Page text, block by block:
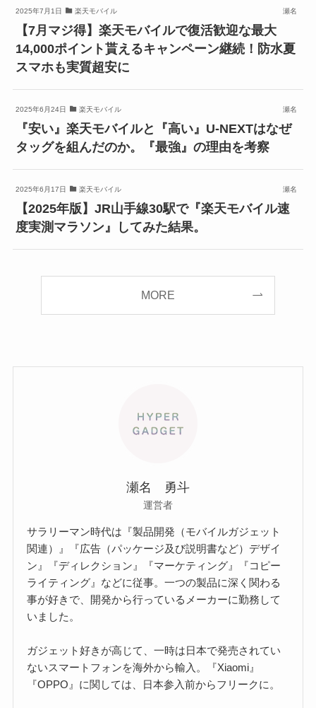
2025年7月1日 楽天モバイル 瀬名
【7月マジ得】楽天モバイルで復活歓迎な最大
14,000ポイント貰えるキャンペーン継続！防水夏
スマホも実質超安に
2025年6月24日 楽天モバイル 瀬名
『安い』楽天モバイルと『高い』U-NEXTはなぜ
タッグを組んだのか。『最強』の理由を考察
2025年6月17日 楽天モバイル 瀬名
【2025年版】JR山手線30駅で『楽天モバイル速
度実測マラソン』してみた結果。
MORE
瀬名 勇斗
運営者
サラリーマン時代は『製品開発（モバイルガジェット
関連）』『広告（パッケージ及び説明書など）デザイ
ン』『ディレクション』『マーケティング』『コピー
ライティング』などに従事。一つの製品に深く関わる
事が好きで、開発から行っているメーカーに勤務して
いました。
ガジェット好きが高じて、一時は日本で発売されてい
ないスマートフォンを海外から輸入。『Xiaomi』
『OPPO』に関しては、日本参入前からフリークに。